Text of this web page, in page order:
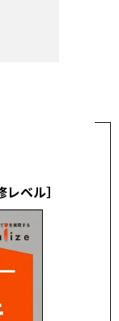
ベル］